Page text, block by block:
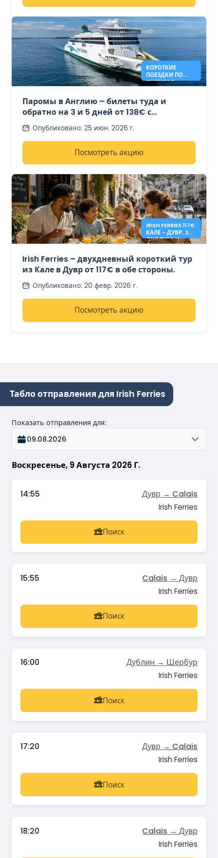
КОРОТКИЕ
ПОЕЗДКИ ПО
АНГЛИИ С
138€*
Паромы в Англию – билеты туда и
обратно на 3 и 5 дней от 138€ с
компанией Irish Ferries.
Опубликовано: 25 июн. 2026 г.
Посмотреть акцию
IRISH FERRIES 117€
КАЛЕ - ДУВР, 2
ДНЯ ТУДА И
Irish Ferries – двухдневный короткий тур
из Кале в Дувр от 117€ в обе стороны.
Опубликовано: 20 февр. 2026 г.
Посмотреть акцию
Табло отправления для Irish Ferries
Воскресенье, 9 Августа 2026 Г.
Показать отправления для:
09.08.2026
14:55 Дувр → Calais
Irish Ferries
Поиск
15:55 Calais → Дувр
Irish Ferries
Поиск
16:00 Дублин → Шербур
Irish Ferries
Поиск
17:20 Дувр → Calais
Irish Ferries
Поиск
18:20 Calais → Дувр
Irish Ferries